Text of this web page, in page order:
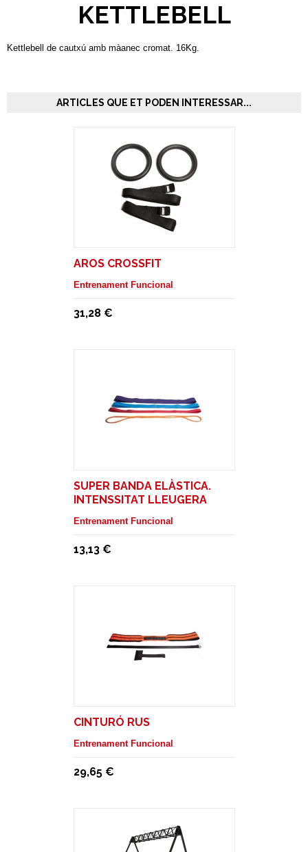
KETTLEBELL
Kettlebell de cautxú amb màanec cromat. 16Kg.
ARTICLES QUE ET PODEN INTERESSAR...
AROS CROSSFIT
Entrenament Funcional
31,28 €
SUPER BANDA ELÀSTICA.
INTENSSITAT LLEUGERA
Entrenament Funcional
13,13 €
CINTURÓ RUS
Entrenament Funcional
29,65 €